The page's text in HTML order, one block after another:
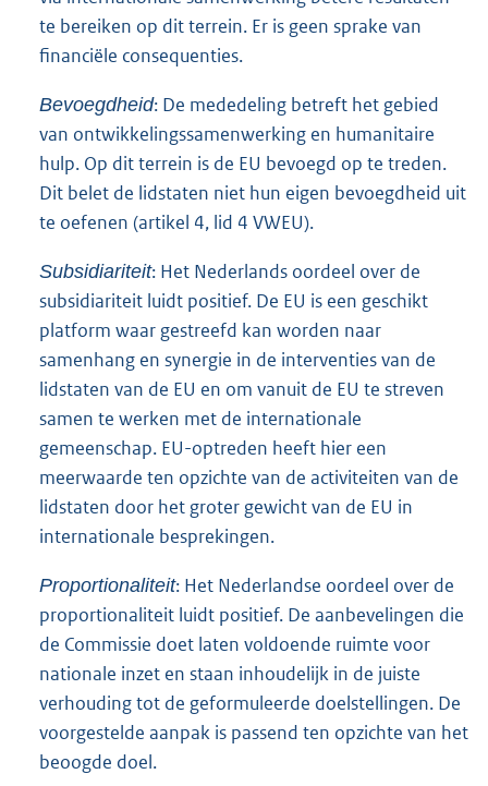
te bereiken op dit terrein. Er is geen sprake van
financiële consequenties.
Bevoegdheid: De mededeling betreft het gebied
van ontwikkelingssamenwerking en humanitaire
hulp. Op dit terrein is de EU bevoegd op te treden.
Dit belet de lidstaten niet hun eigen bevoegdheid uit
te oefenen (artikel 4, lid 4 VWEU).
Subsidiariteit: Het Nederlands oordeel over de
subsidiariteit luidt positief. De EU is een geschikt
platform waar gestreefd kan worden naar
samenhang en synergie in de interventies van de
lidstaten van de EU en om vanuit de EU te streven
samen te werken met de internationale
gemeenschap. EU-optreden heeft hier een
meerwaarde ten opzichte van de activiteiten van de
lidstaten door het groter gewicht van de EU in
internationale besprekingen.
Proportionaliteit: Het Nederlandse oordeel over de
proportionaliteit luidt positief. De aanbevelingen die
de Commissie doet laten voldoende ruimte voor
nationale inzet en staan inhoudelijk in de juiste
verhouding tot de geformuleerde doelstellingen. De
voorgestelde aanpak is passend ten opzichte van het
beoogde doel.